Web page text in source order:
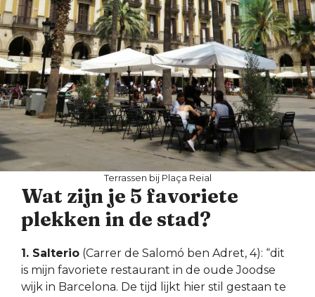
Terrassen bij Plaça Reial
Wat zijn je 5 favoriete
plekken in de stad?
1. Salterio (Carrer de Salomó ben Adret, 4): “dit
is mijn favoriete restaurant in de oude Joodse
wijk in Barcelona. De tijd lijkt hier stil gestaan te